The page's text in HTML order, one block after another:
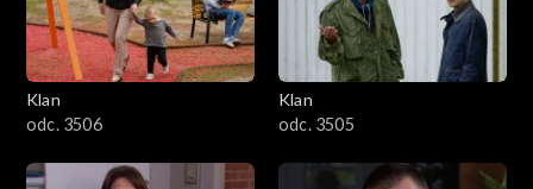
Klan
odc. 3506
Klan
odc. 3505